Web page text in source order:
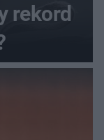
rekord